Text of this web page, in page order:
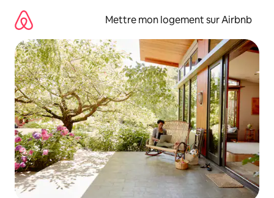
directement
contenu
Mettre mon logement sur Airbnb